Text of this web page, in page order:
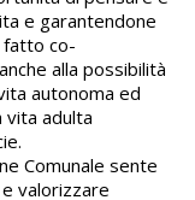
e garantendone
fatto co-
alla possibilità
autonoma ed
adulta
Comunale sente
valorizzare